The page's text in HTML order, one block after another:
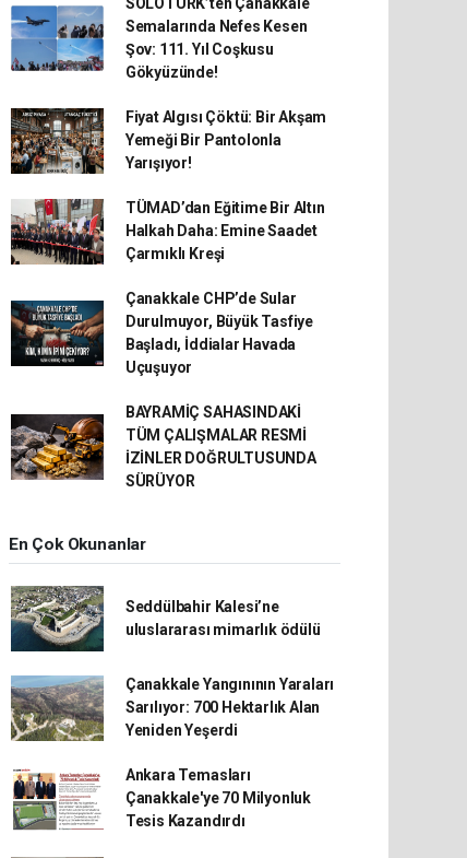
Semalarında Nefes Kesen
Şov: 111. Yıl Coşkusu
Gökyüzünde!
Fiyat Algısı Çöktü: Bir Akşam
Yemeği Bir Pantolonla
Yarışıyor!
TÜMAD’dan Eğitime Bir Altın
Halkah Daha: Emine Saadet
Çarmıklı Kreşi
Çanakkale CHP’de Sular
Durulmuyor, Büyük Tasfiye
Başladı, İddialar Havada
Uçuşuyor
BAYRAMİÇ SAHASINDAKİ
TÜM ÇALIŞMALAR RESMİ
İZİNLER DOĞRULTUSUNDA
SÜRÜYOR
En Çok Okunanlar
Seddülbahir Kalesi’ne
uluslararası mimarlık ödülü
Çanakkale Yangınının Yaraları
Sarılıyor: 700 Hektarlık Alan
Yeniden Yeşerdi
Ankara Temasları
Çanakkale'ye 70 Milyonluk
Tesis Kazandırdı